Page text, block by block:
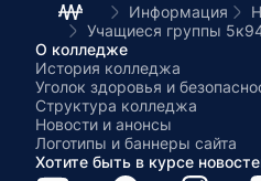
Информация
О колледже
История колледжа
Уголок здоровья и
Структура колледжа
Новости и анонсы
Логотипы и баннеры сайта
Хотите быть в курсе